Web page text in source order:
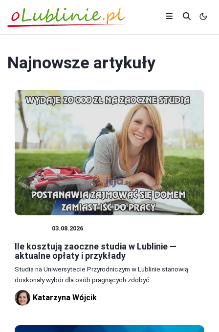
Najnowsze artykuły
03.08.2026
Ile kosztują zaoczne studia w Lublinie —
aktualne opłaty i przykłady
Studia na Uniwersytecie Przyrodniczym w Lublinie stanowią
doskonały wybór dla osób pragnących zdobyć...
Katarzyna Wójcik